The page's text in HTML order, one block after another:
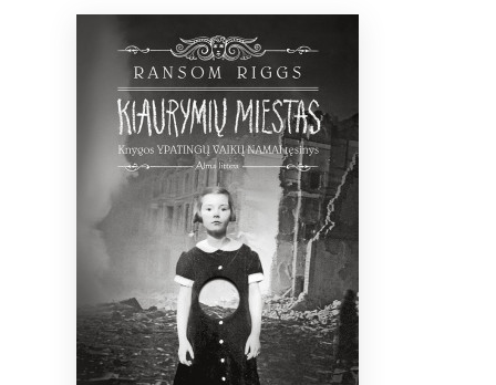
Bibliotekoms
info@elvislab.lt